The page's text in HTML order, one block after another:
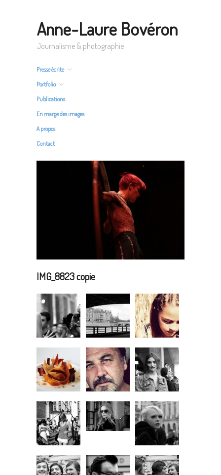
Anne-Laure Bovéron
Journalisme & photographie
Presse écrite
Portfolio
Publications
En marge des images
A propos
Contact
IMG_8823 copie